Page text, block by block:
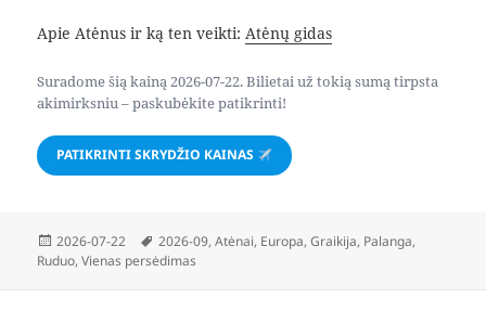
Apie Atėnus ir ką ten veikti: Atėnų gidas
Suradome šią kainą 2026-07-22. Bilietai už tokią sumą tirpsta
akimirksniu – paskubėkite patikrinti!
PATIKRINTI SKRYDŽIO KAINAS
Paskelbta
2026-07-22 Žymos
2026-09,Atėnai, Europa,Graikija, Palanga,
Ruduo,Vienas persėdimas